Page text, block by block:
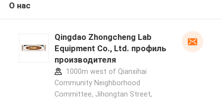
О нас
Qingdao Zhongcheng Lab
Equipment Co., Ltd. профиль
производителя
1000m west of Qianxihai
Community Neighborhood
Committee, Jihongtan Street,